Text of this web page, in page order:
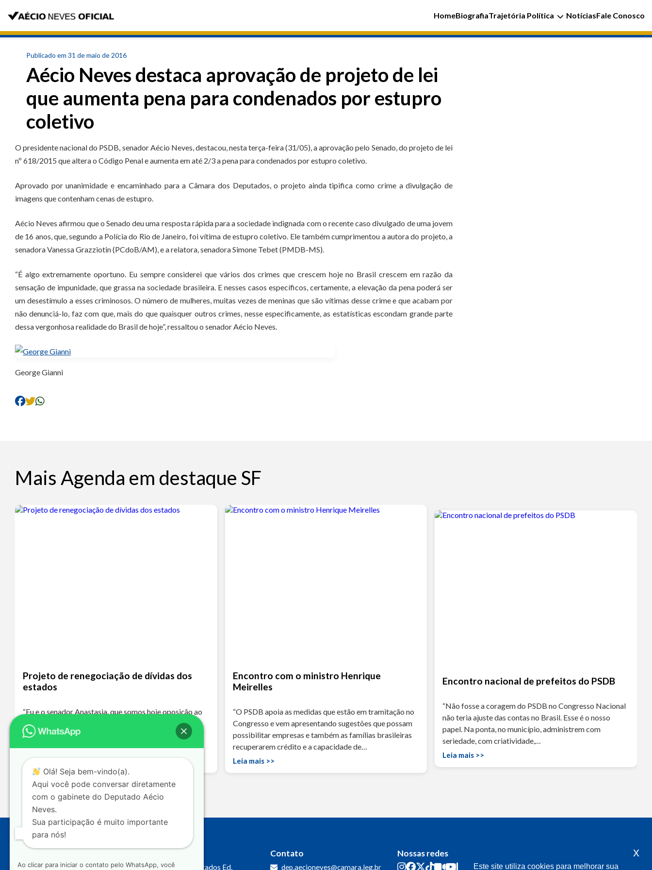
HomeBiografiaTrajetória Política NotíciasFale Conosco
Publicado em 31 de maio de 2016
Aécio Neves destaca aprovação de projeto de lei
que aumenta pena para condenados por estupro
coletivo
O presidente nacional do PSDB, senador Aécio Neves, destacou, nesta terça-feira (31/05), a aprovação pelo Senado, do projeto de lei
nº 618/2015 que altera o Código Penal e aumenta em até 2/3 a pena para condenados por estupro coletivo.
Aprovado por unanimidade e encaminhado para a Câmara dos Deputados, o projeto ainda tipifica como crime a divulgação de
imagens que contenham cenas de estupro.
Aécio Neves afirmou que o Senado deu uma resposta rápida para a sociedade indignada com o recente caso divulgado de uma jovem
de 16 anos, que, segundo a Polícia do Rio de Janeiro, foi vítima de estupro coletivo. Ele também cumprimentou a autora do projeto, a
senadora Vanessa Grazziotin (PCdoB/AM), e a relatora, senadora Simone Tebet (PMDB-MS).
“É algo extremamente oportuno. Eu sempre considerei que vários dos crimes que crescem hoje no Brasil crescem em razão da
sensação de impunidade, que grassa na sociedade brasileira. E nesses casos específicos, certamente, a elevação da pena poderá ser
um desestímulo a esses criminosos. O número de mulheres, muitas vezes de meninas que são vítimas desse crime e que acabam por
não denunciá-lo, faz com que, mais do que quaisquer outros crimes, nesse especificamente, as estatísticas escondam grande parte
dessa vergonhosa realidade do Brasil de hoje”, ressaltou o senador Aécio Neves.
George Gianni
Mais Agenda em destaque SF
Projeto de renegociação de dívidas dos
estados
“Eu e o senador Anastasia, que somos hoje oposição ao
governo de Minas Gerais, que é de um partido de
oposição ao nosso, o PT, votaremos a favor dessa
proposta…
Leia mais >>
Encontro com o ministro Henrique
Meirelles
“O PSDB apoia as medidas que estão em tramitação no
Congresso e vem apresentando sugestões que possam
possibilitar empresas e também as famílias brasileiras
recuperarem crédito e a capacidade de…
Leia mais >>
Encontro nacional de prefeitos do PSDB
“Não fosse a coragem do PSDB no Congresso Nacional
não teria ajuste das contas no Brasil. Esse é o nosso
papel. Na ponta, no município, administrem com
seriedade, com criatividade,…
Leia mais >>
Câmara dos Deputados Ed.
Contato
dep.aecioneves@camara.leg.br
Nossas redes
Olá! Seja bem-vindo(a).
Aqui você pode conversar diretamente
com o gabinete do Deputado Aécio
Neves.
Sua participação é muito importante
para nós!
Ao clicar para iniciar o contato pelo WhatsApp, você
Este site utiliza cookies para melhorar sua
x